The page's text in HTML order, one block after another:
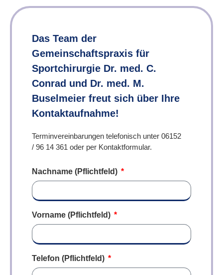
Das Team der
Gemeinschaftspraxis für
Sportchirurgie Dr. med. C.
Conrad und Dr. med. M.
Buselmeier freut sich über Ihre
Kontaktaufnahme!
Terminvereinbarungen telefonisch unter 06152
/ 96 14 361 oder per Kontaktformular.
Nachname (Pflichtfeld)
Vorname (Pflichtfeld)
Telefon (Pflichtfeld)